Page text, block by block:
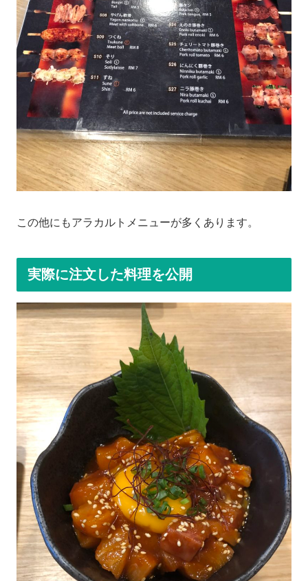
この他にもアラカルトメニューが多くあります。
実際に注文した料理を公開